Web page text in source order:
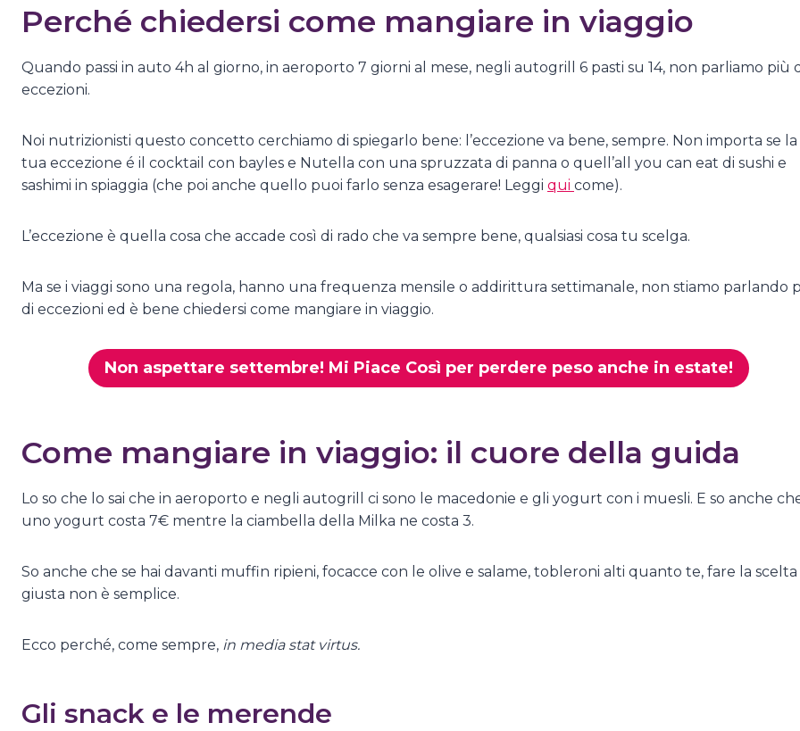
Perché chiedersi come mangiare in viaggio
Quando passi in auto 4h al giorno, in aeroporto 7 giorni al mese, negli autogrill 6 pasti su 14, non parliamo più
eccezioni.
Noi nutrizionisti questo concetto cerchiamo di spiegarlo bene: l’eccezione va bene, sempre. Non importa se la
tua eccezione é il cocktail con bayles e Nutella con una spruzzata di panna o quell’all you can eat di sushi e
sashimi in spiaggia (che poi anche quello puoi farlo senza esagerare! Leggi qui come).
L’eccezione è quella cosa che accade così di rado che va sempre bene, qualsiasi cosa tu scelga.
Ma se i viaggi sono una regola, hanno una frequenza mensile o addirittura settimanale, non stiamo parlando
di eccezioni ed è bene chiedersi come mangiare in viaggio.
Non aspettare settembre! Mi Piace Così per perdere peso anche in estate!
Come mangiare in viaggio: il cuore della guida
Lo so che lo sai che in aeroporto e negli autogrill ci sono le macedonie e gli yogurt con i muesli. E so anche
uno yogurt costa 7€ mentre la ciambella della Milka ne costa 3.
So anche che se hai davanti muffin ripieni, focacce con le olive e salame, tobleroni alti quanto te, fare la scelta
giusta non è semplice.
Ecco perché, come sempre, in media stat virtus.
Gli snack e le merende